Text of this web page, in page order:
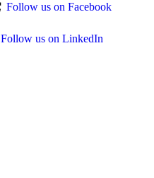
Follow us on Facebook
Follow us on LinkedIn